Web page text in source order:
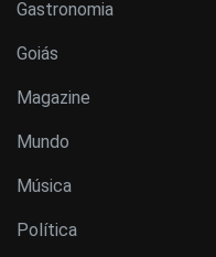
Gastronomia
Goiás
Magazine
Mundo
Música
Política